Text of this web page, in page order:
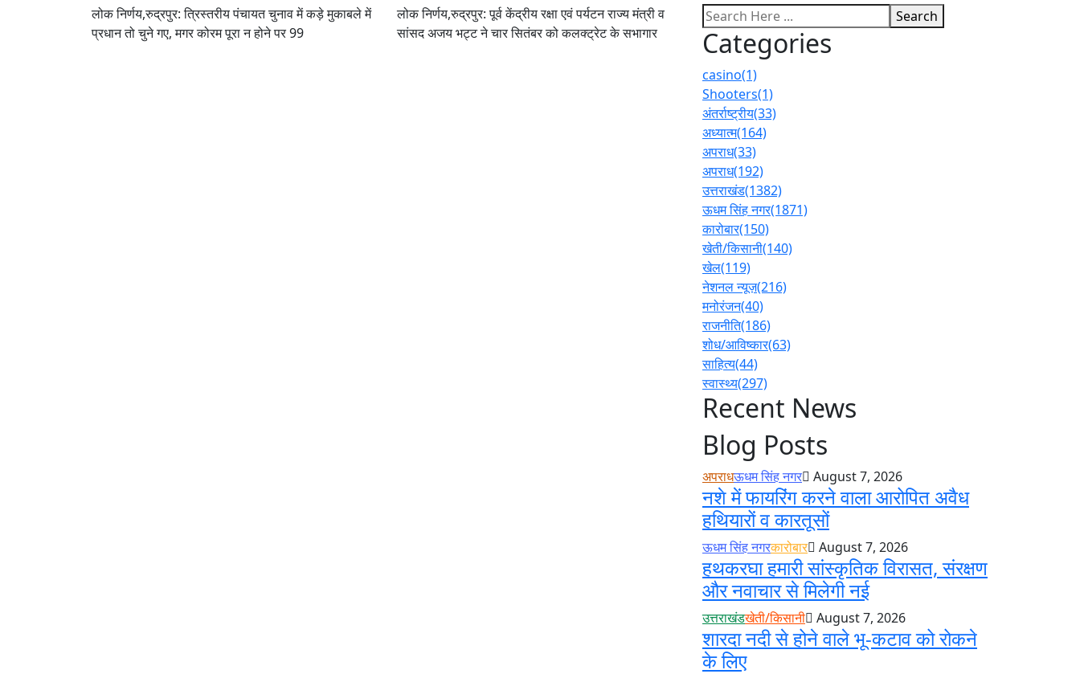
लोक निर्णय,रुद्रपुर: त्रिस्तरीय पंचायत चुनाव में कड़े मुकाबले में
प्रधान तो चुने गए, मगर कोरम पूरा न होने पर 99
लोक निर्णय,रुद्रपुर: पूर्व केंद्रीय रक्षा एवं पर्यटन राज्य मंत्री व
सांसद अजय भट्ट ने चार सितंबर को कलक्ट्रेट के सभागार
Search
Categories
casino(1)
Shooters(1)
अंतर्राष्ट्रीय(33)
अध्यात्म(164)
अपराध(33)
अपराध(192)
उत्तराखंड(1382)
ऊधम सिंह नगर(1871)
कारोबार(150)
खेती/किसानी(140)
खेल(119)
नेशनल न्यूज़(216)
मनोरंजन(40)
राजनीति(186)
शोध/आविष्कार(63)
साहित्य(44)
स्वास्थ्य(297)
Recent News
Blog Posts
अपराधऊधम सिंह नगर August 7, 2026
नशे में फायरिंग करने वाला आरोपित अवैध
हथियारों व कारतूसों
ऊधम सिंह नगरकारोबार August 7, 2026
हथकरघा हमारी सांस्कृतिक विरासत, संरक्षण
और नवाचार से मिलेगी नई
उत्तराखंडखेती/किसानी August 7, 2026
शारदा नदी से होने वाले भू-कटाव को रोकने
के लिए